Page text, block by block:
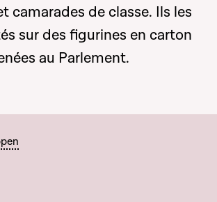
camarades de classe. Ils les
sur des figurines en carton
au Parlement.